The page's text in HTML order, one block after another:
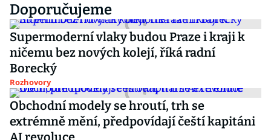
Doporučujeme
Supermoderní vlaky budou Praze i kraji k
ničemu bez nových kolejí, říká radní
Borecký
Rozhovory
Obchodní modely se hroutí, trh se
extrémně mění, předpovídají čeští kapitáni
AI revoluce